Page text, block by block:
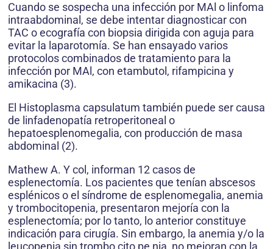
Cuando se sospecha una infección por MAl o linfoma
intraabdominal, se debe intentar diagnosticar con
TAC o ecografía con biopsia dirigida con aguja para
evitar la laparotomía. Se han ensayado varios
protocolos combinados de tratamiento para la
infección por MAl, con etambutol, rifampicina y
amikacina (3).
El Histoplasma capsulatum también puede ser causa
de linfadenopatía retroperitoneal o
hepatoesplenomegalia, con producción de masa
abdominal (2).
Mathew A. Y col, informan 12 casos de
esplenectomía. Los pacientes que tenían abscesos
esplénicos o el síndrome de esplenomegalia, anemia
y trombocitopenia, presentaron mejoría con la
esplenectomía; por lo tanto, lo anterior constituye
indicación para cirugía. Sin embargo, la anemia y/o la
leucopenia sin trombo cito pe nia, no mejoran con la